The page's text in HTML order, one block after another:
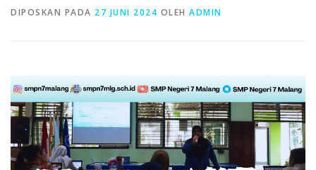
DIPOSKAN PADA 27 JUNI 2024 OLEH ADMIN